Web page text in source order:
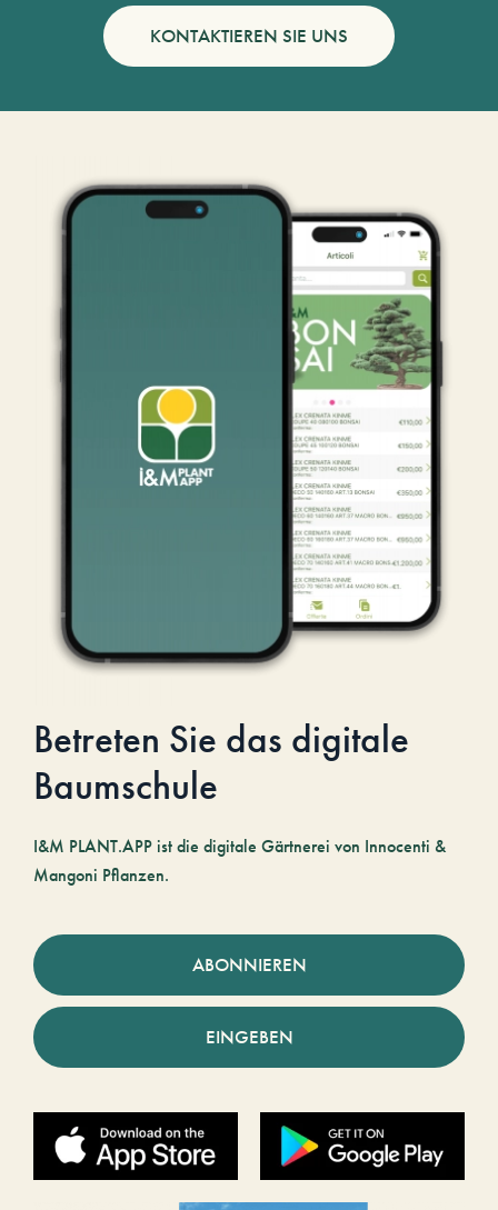
KONTAKTIEREN SIE UNS
Betreten Sie das digitale
Baumschule
I&M PLANT.APP ist die digitale Gärtnerei von Innocenti &
Mangoni Pflanzen.
ABONNIEREN
EINGEBEN